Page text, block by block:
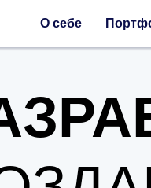
О себе